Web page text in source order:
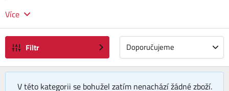
Více
Filtr Doporučujeme
V této kategorii se bohužel zatím nenachází žádné zboží.